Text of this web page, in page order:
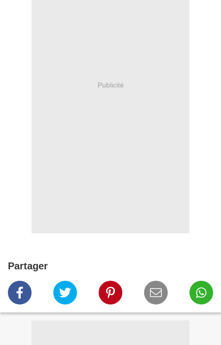
Publicité
Partager